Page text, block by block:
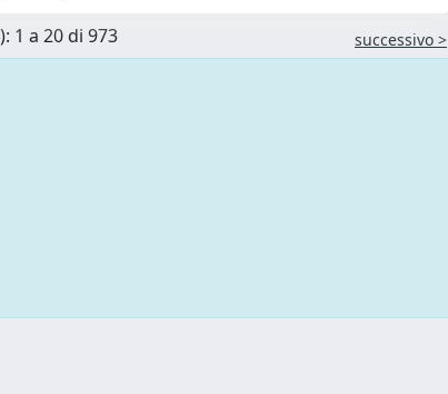
1 a 20 di 973
successivo >